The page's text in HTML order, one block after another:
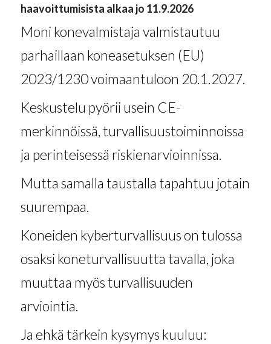
haavoittumisista alkaa jo 11.9.2026
Moni konevalmistaja valmistautuu
parhaillaan koneasetuksen (EU)
2023/1230 voimaantuloon 20.1.2027.
Keskustelu pyörii usein CE-
merkinnöissä, turvallisuustoiminnoissa
ja perinteisessä riskienarvioinnissa.
Mutta samalla taustalla tapahtuu jotain
suurempaa.
Koneiden kyberturvallisuus on tulossa
osaksi koneturvallisuutta tavalla, joka
muuttaa myös turvallisuuden
arviointia.
Ja ehkä tärkein kysymys kuuluu: